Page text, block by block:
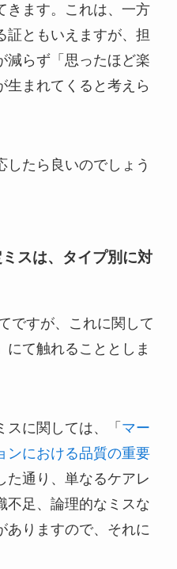
きます。これは、一方
証ともいえますが、担
減らず「思ったほど楽
生まれてくると考えら
したら良いのでしょう
スは、タイプ別に対
ですが、これに関して
にて触れることとしま
スに関しては、「 マー
ンにおける品質の重要
た通り、単なるケアレ
不足、論理的なミスな
ありますので、それに